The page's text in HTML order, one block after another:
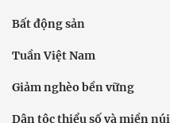
Bất động sản
Tuần Việt Nam
Giảm nghèo bền vững
Dân tộc thiểu số và miền núi